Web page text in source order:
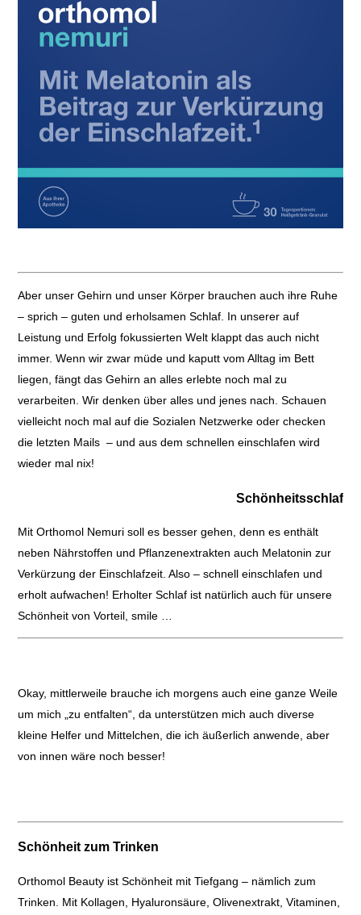
Aber unser Gehirn und unser Körper brauchen auch ihre Ruhe
– sprich – guten und erholsamen Schlaf. In unserer auf
Leistung und Erfolg fokussierten Welt klappt das auch nicht
immer. Wenn wir zwar müde und kaputt vom Alltag im Bett
liegen, fängt das Gehirn an alles erlebte noch mal zu
verarbeiten. Wir denken über alles und jenes nach. Schauen
vielleicht noch mal auf die Sozialen Netzwerke oder checken
die letzten Mails – und aus dem schnellen einschlafen wird
wieder mal nix!
Schönheitsschlaf
Mit Orthomol Nemuri soll es besser gehen, denn es enthält
neben Nährstoffen und Pflanzenextrakten auch Melatonin zur
Verkürzung der Einschlafzeit. Also – schnell einschlafen und
erholt aufwachen! Erholter Schlaf ist natürlich auch für unsere
Schönheit von Vorteil, smile …
Okay, mittlerweile brauche ich morgens auch eine ganze Weile
um mich „zu entfalten“, da unterstützen mich auch diverse
kleine Helfer und Mittelchen, die ich äußerlich anwende, aber
von innen wäre noch besser!
Schönheit zum Trinken
Orthomol Beauty ist Schönheit mit Tiefgang – nämlich zum
Trinken. Mit Kollagen, Hyaluronsäure, Olivenextrakt, Vitaminen,